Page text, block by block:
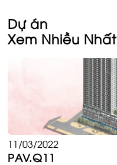
Dự án
Xem Nhiều Nhất
11/03/2022
PAV.Q11